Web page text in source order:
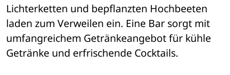
Lichterketten und bepflanzten Hochbeeten
laden zum Verweilen ein. Eine Bar sorgt mit
umfangreichem Getränkeangebot für kühle
Getränke und erfrischende Cocktails.